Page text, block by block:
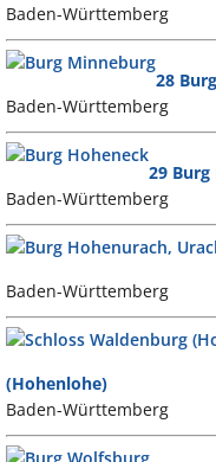
Baden-Württemberg
28
Baden-Württemberg
29
Baden-Württemberg
Baden-Württemberg
(Hohenlohe)
Baden-Württemberg